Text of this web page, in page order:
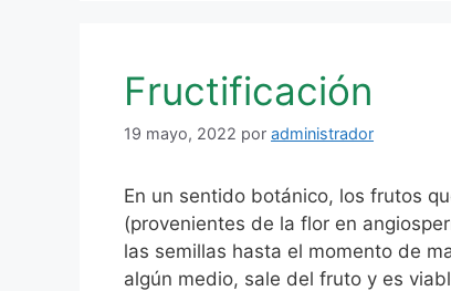
Fructificación
19 mayo, 2022 por administrador
En un sentido botánico, los frutos
(provenientes de la flor en
las semillas hasta el momento de
algún medio, sale del fruto y es